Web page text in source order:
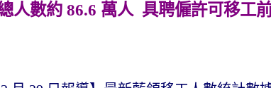
人數約 86.6 萬人 具聘僱許可移工